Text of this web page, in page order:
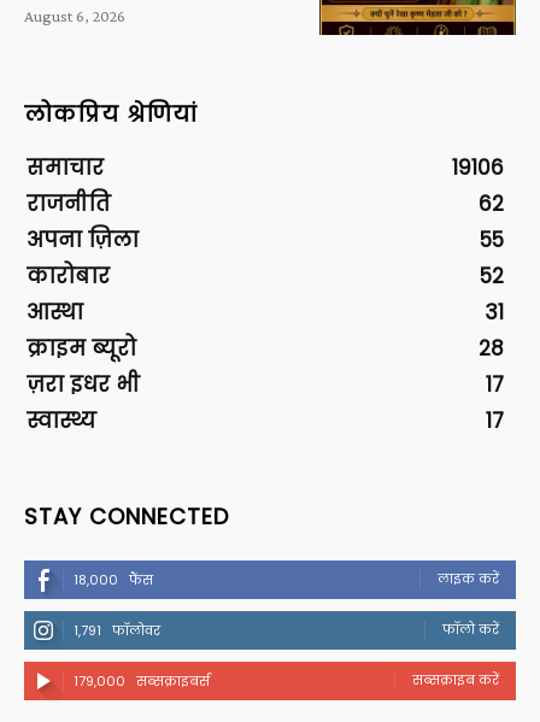
August 6, 2026
लोकप्रिय श्रेणियां
समाचार
19106
राजनीति
62
अपना ज़िला
55
कारोबार
52
आस्था
31
क्राइम ब्यूरो
28
ज़रा इधर भी
17
स्वास्थ्य
17
STAY CONNECTED
18,000 फैंस लाइक करें
1,791 फॉलोवर फॉलो करें
179,000 सब्सक्राइबर्स सब्सक्राइब करें